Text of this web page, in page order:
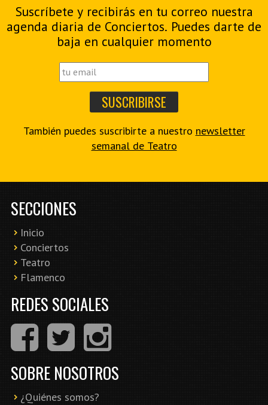
Suscríbete y recibirás en tu correo nuestra
agenda diaria de Conciertos. Puedes darte de
baja en cualquier momento
También puedes suscribirte a nuestro newsletter
semanal de Teatro
SECCIONES
Inicio
Conciertos
Teatro
Flamenco
REDES SOCIALES
SOBRE NOSOTROS
¿Quiénes somos?